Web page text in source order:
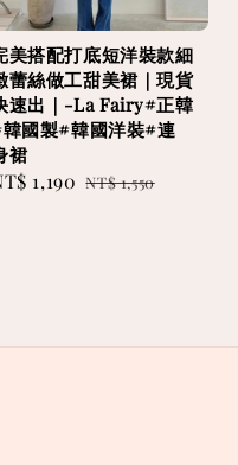
美搭配打底短洋裝款細
蕾絲做工甜美裙｜現貨
速出｜-La Fairy#正韓
國製#韓國洋裝#連
裙
1,190 Regular
NT$ 1,550